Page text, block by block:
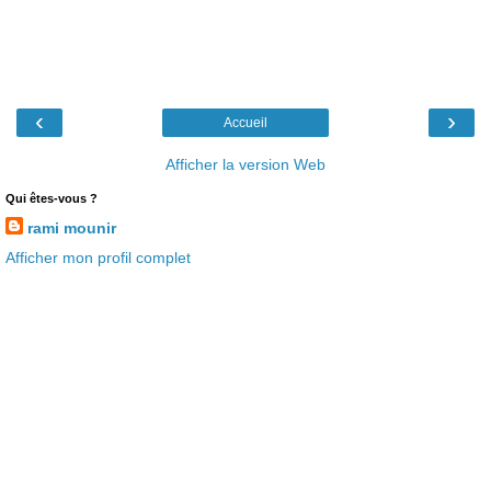
‹ ›
Accueil
Afficher la version Web
Qui êtes-vous ?
rami mounir
Afficher mon profil complet